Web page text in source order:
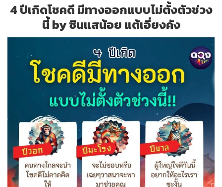
4 ปีเกิดโชคดี มีทางออกแบบไม่ตั้งตัวช่วง
นี้ by ซินแสน้อย แต้เอี่ยงคัง